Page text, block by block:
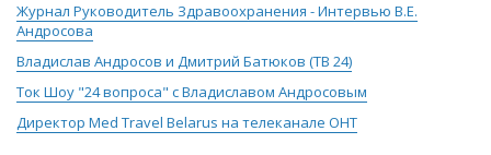
Журнал Руководитель Здравоохранения - Интервью В.Е.
Андросова
Владислав Андросов и Дмитрий Батюков (ТВ 24)
Ток Шоу "24 вопроса" с Владиславом Андросовым
Директор Med Travel Belarus на телеканале ОНТ